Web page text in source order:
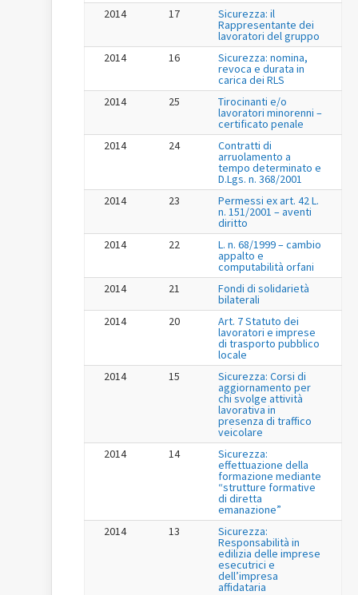
2014
17 Sicurezza: il
Rappresentante dei
lavoratori del gruppo
2014
16 Sicurezza: nomina,
revoca e durata in
carica dei RLS
2014
25 Tirocinanti e/o
lavoratori minorenni –
certificato penale
2014
24 Contratti di
arruolamento a
tempo determinato e
D.Lgs. n. 368/2001
2014
23 Permessi ex art. 42 L.
n. 151/2001 – aventi
diritto
2014
22 L. n. 68/1999 – cambio
appalto e
computabilità orfani
2014
21 Fondi di solidarietà
bilaterali
2014
20 Art. 7 Statuto dei
lavoratori e imprese
di trasporto pubblico
locale
2014
15 Sicurezza: Corsi di
aggiornamento per
chi svolge attività
lavorativa in
presenza di traffico
veicolare
2014
14 Sicurezza:
effettuazione della
formazione mediante
“strutture formative
di diretta
emanazione”
2014
13 Sicurezza:
Responsabilità in
edilizia delle imprese
esecutrici e
dell’impresa
affidataria